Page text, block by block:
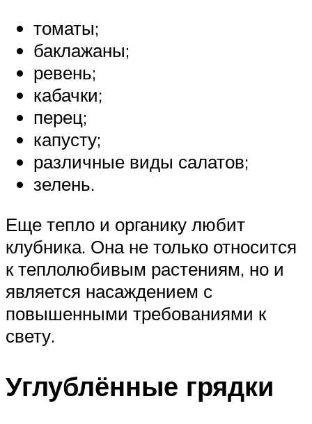
томаты;
баклажаны;
ревень;
кабачки;
перец;
капусту;
различные виды салатов;
зелень.
Еще тепло и органику любит
клубника. Она не только относится
к теплолюбивым растениям, но и
является насаждением с
повышенными требованиями к
свету.
Углублённые грядки